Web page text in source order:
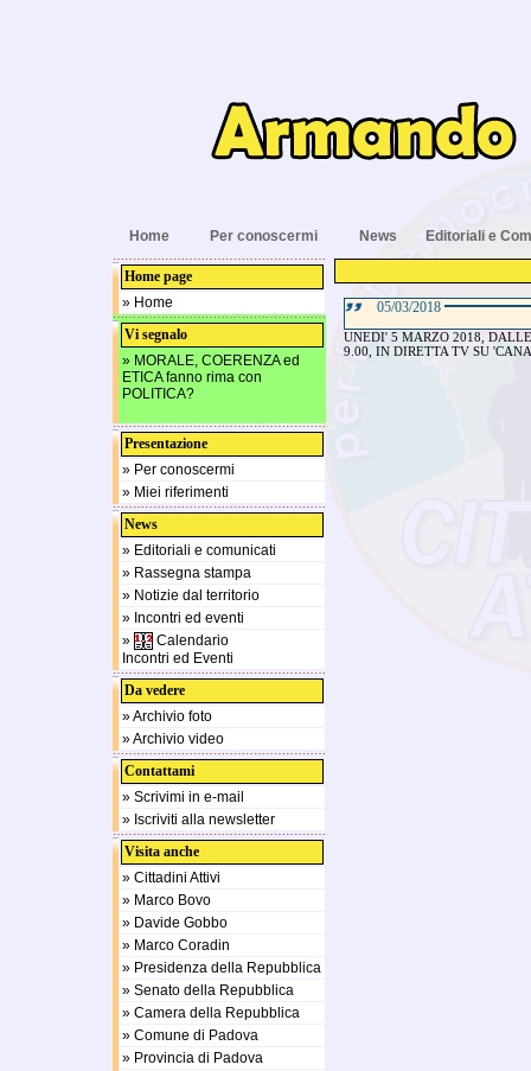
Home Per conoscermi News Editoriali e
Home page
» Home
Vi segnalo
» MORALE, COERENZA ed
ETICA fanno rima con
POLITICA?
Presentazione
» Per conoscermi
» Miei riferimenti
News
» Editoriali e comunicati
» Rassegna stampa
» Notizie dal territorio
» Incontri ed eventi
»
Calendario
Incontri ed Eventi
Da vedere
» Archivio foto
» Archivio video
Contattami
» Scrivimi in e-mail
» Iscriviti alla newsletter
Visita anche
» Cittadini Attivi
» Marco Bovo
» Davide Gobbo
» Marco Coradin
» Presidenza della Repubblica
» Senato della Repubblica
» Camera della Repubblica
» Comune di Padova
» Provincia di Padova
05/03/2018
UNEDI' 5 MARZO 2018,
9.00, IN DIRETTA TV SU